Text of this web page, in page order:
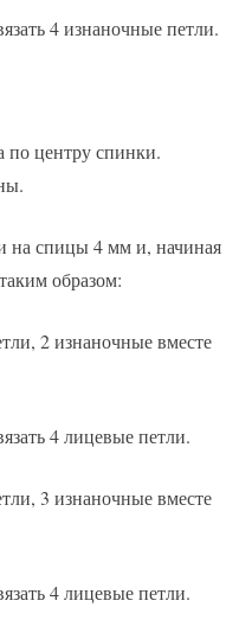
4 изнаночные петли.
по центру спинки.
на спицы 4 мм и, начиная
образом:
2 изнаночные вместе
4 лицевые петли.
3 изнаночные вместе
4 лицевые петли.